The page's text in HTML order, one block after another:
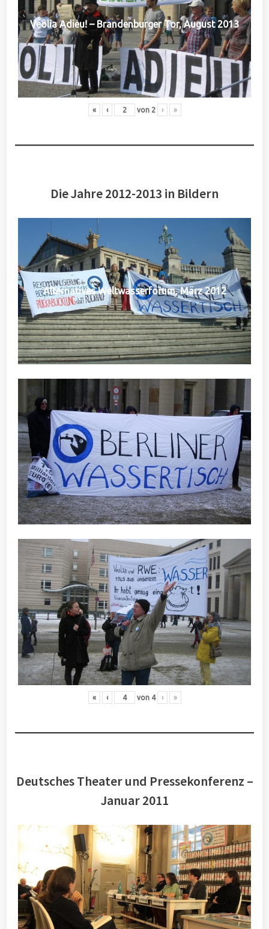
Veolia Adieu! – Brandenburger Tor, August 2013
« ‹ von 2 › »
Die Jahre 2012-2013 in Bildern
Alternatives Weltwasserforum, März 2012
« ‹ von 4 › »
Deutsches Theater und Pressekonferenz –
Januar 2011